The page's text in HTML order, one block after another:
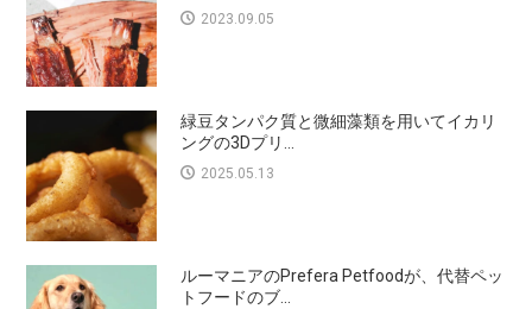
2023.09.05
緑豆タンパク質と微細藻類を用いてイカリ
ングの3Dプリ...
2025.05.13
ルーマニアのPrefera Petfoodが、代替ペッ
トフードのブ...